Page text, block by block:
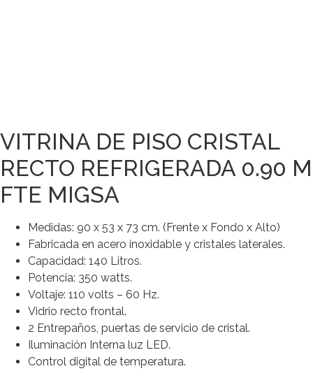
VITRINA DE PISO CRISTAL
RECTO REFRIGERADA 0.90 M
FTE MIGSA
Medidas: 90 x 53 x 73 cm. (Frente x Fondo x Alto)
Fabricada en acero inoxidable y cristales laterales.
Capacidad: 140 Litros.
Potencia: 350 watts.
Voltaje: 110 volts – 60 Hz.
Vidrio recto frontal.
2 Entrepaños, puertas de servicio de cristal.
Iluminación Interna luz LED.
Control digital de temperatura.